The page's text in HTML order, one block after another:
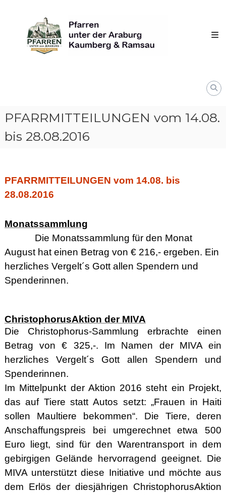
content
unter
derAraburg
Kaumberg
PFARRMITTEILUNGEN vom 14.08.
bis 28.08.2016
PFARRMITTEILUNGEN vom 14.08. bis
28.08.2016
Monatssammlung
Die Monatssammlung für den Monat
August hat einen Betrag von € 216,- ergeben. Ein
herzliches Vergelt´s Gott allen Spendern und
Spenderinnen.
ChristophorusAktion der MIVA
Die Christophorus-Sammlung erbrachte einen
Betrag von € 325,-. Im Namen der MIVA ein
herzliches Vergelt´s Gott allen Spendern und
Spenderinnen.
Im Mittelpunkt der Aktion 2016 steht ein Projekt,
das auf Tiere statt Autos setzt: „Frauen in Haiti
sollen Maultiere bekommen“. Die Tiere, deren
Anschaffungspreis bei umgerechnet etwa 500
Euro liegt, sind für den Warentransport in dem
gebirgigen Gelände hervorragend geeignet. Die
MIVA unterstützt diese Initiative und möchte aus
dem Erlös der diesjährigen ChristophorusAktion